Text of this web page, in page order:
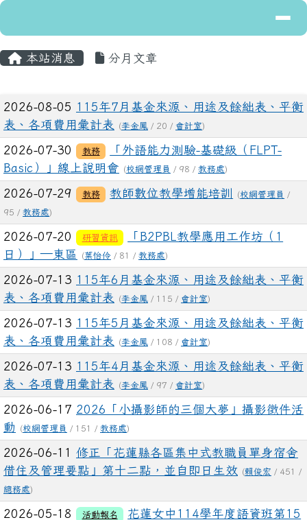
跳至主內容區
花蓮縣立富里國民中學
導覽列
本站消息 分月文章
文章列表
2026-08-05 115年7月基金來源、用途及餘絀表、平衡
表、各項費用彙計表
(李金鳳 / 20 / 會計室)
2026-07-30 教務
「外語能力測驗-基礎級（FLPT-
Basic）」線上說明會
(校網管理員 / 98 / 教務處)
2026-07-29 教務 教師數位教學增能培訓 (校網管理員
/
95 / 教務處)
2026-07-20 研習資訊
「B2PBL教學應用工作坊（1
日）」—東區
(葉怡伶 / 81 / 教務處)
2026-07-13 115年6月基金來源、用途及餘絀表、平衡
表、各項費用彙計表
(李金鳳 / 115 / 會計室)
2026-07-13 115年5月基金來源、用途及餘絀表、平衡
表、各項費用彙計表
(李金鳳 / 108 / 會計室)
2026-07-13 115年4月基金來源、用途及餘絀表、平衡
表、各項費用彙計表
(李金鳳 / 97 / 會計室)
2026-06-17 2026「小攝影師的三個大夢」攝影徵件活
動
(校網管理員 / 151 / 教務處)
2026-06-11 修正「花蓮縣各區集中式教職員單身宿舍
借住及管理要點」第十二點，並自即日生效 (賴俊宏 / 451 /
總務處)
2026-05-18 活動報名
花蓮女中114學年度語資班第15